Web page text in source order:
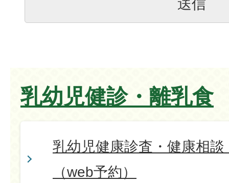
乳幼児健診・離乳食
乳幼児健康診査・健康相
（web予約）